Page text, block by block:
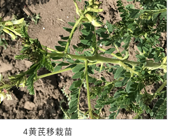
4黄芪移栽苗